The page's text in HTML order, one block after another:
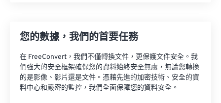
您的數據，我們的首要任務
在 FreeConvert，我們不僅轉換文件，更保護文件安全。我
們強大的安全框架確保您的資料始終安全無虞，無論您轉換
的是影像、影片還是文件。憑藉先進的加密技術、安全的資
料中心和嚴密的監控，我們全面保障您的資料安全。